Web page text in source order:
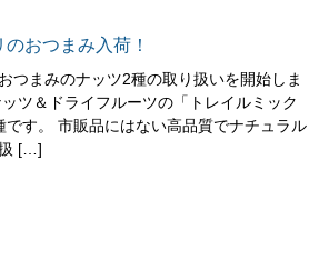
おつまみ入荷！
つまみのナッツ2種の取り扱いを開始しま
ツ＆ドライフルーツの「トレイルミック
です。 市販品にはない高品質でナチュラル
[…]